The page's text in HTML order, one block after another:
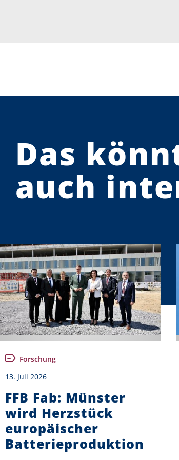
Das
auch
Forschung
13. Juli 2026
FFB Fab: Münster
wird Herzstück
europäischer
Batterieproduktion